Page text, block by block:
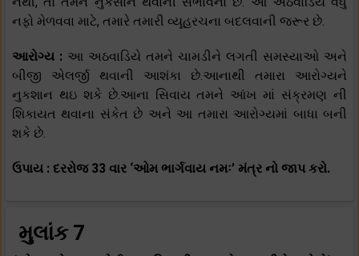
નફો મેળવવા માટે, તમારે તમારી વ્યૂહરચના બદલવાની જરૂર છે.
આરોગ્ય : આ અઠવાડિયે તમને ચામડીને લગતી સમસ્યાઓ અને
બીજી એલર્જી થવાની આશંકા છે.આનાથી તમારા આરોગ્યને
નુકશાન થઇ શકે છે.આના સિવાય તમને આંખ માં સંક્રમણ ની
શિકાયત થવાના સંકેત છે અને આ તમારા આરોગ્યમાં બાધા બની
શકે છે.
ઉપાય : દરરોજ 33 વાર ‘ઓમ ભાર્ગવાય નમઃ’ મંત્ર નો જાપ કરો.
મુલાંક 7